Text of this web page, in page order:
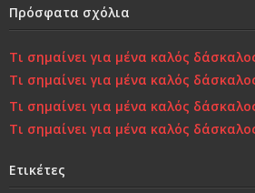
Επιστροφή στην Παιδικότητα
Κάτι τελειώνει, μέρα με τη μέρα…
αργά;»…
Καιρούς: Οικογένεια, Σχολείο και
Πρόσφατα σχόλια
Τι σημαίνει για μένα καλός
Τι σημαίνει για μένα καλός
Τι σημαίνει για μένα καλός
Τι σημαίνει για μένα καλός
Ετικέτες